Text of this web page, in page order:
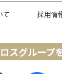
て
採用情
スグループ